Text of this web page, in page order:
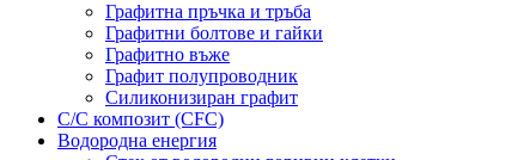
Графитна пръчка и тръба
Графитни болтове и гайки
Графитно въже
Графит полупроводник
Силиконизиран графит
C/C композит (CFC)
Водородна енергия